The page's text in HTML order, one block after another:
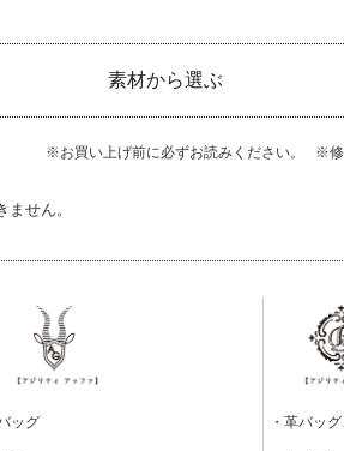
素材から選ぶ
※お買い上げ前に必ずお読みください。 ※
せん。
ッグ ・革バッ